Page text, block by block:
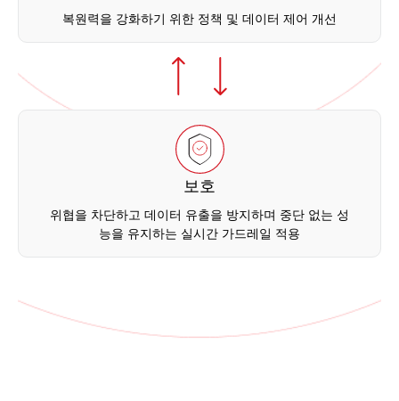
복원력을 강화하기 위한 정책 및 데이터 제어 개선
보호
위협을 차단하고 데이터 유출을 방지하며 중단 없는 성
능을 유지하는 실시간 가드레일 적용